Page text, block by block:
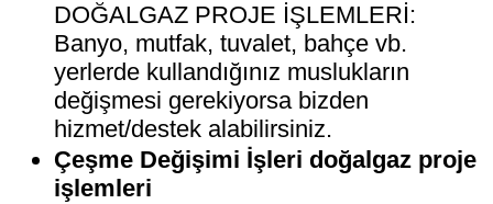
DOĞALGAZ PROJE İŞLEMLERİ:
Banyo, mutfak, tuvalet, bahçe vb.
yerlerde kullandığınız muslukların
değişmesi gerekiyorsa bizden
hizmet/destek alabilirsiniz.
Çeşme Değişimi İşleri doğalgaz proje
işlemleri